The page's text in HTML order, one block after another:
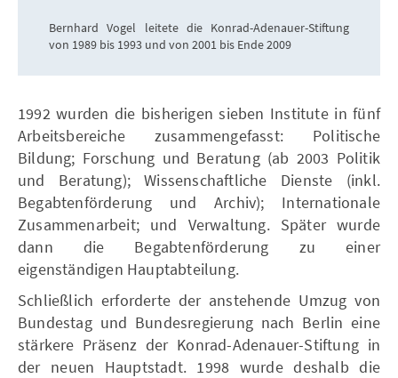
Bernhard Vogel leitete die Konrad-Adenauer-Stiftung
von 1989 bis 1993 und von 2001 bis Ende 2009
1992 wurden die bisherigen sieben Institute in fünf
Arbeitsbereiche zusammengefasst: Politische
Bildung; Forschung und Beratung (ab 2003 Politik
und Beratung); Wissenschaftliche Dienste (inkl.
Begabtenförderung und Archiv); Internationale
Zusammenarbeit; und Verwaltung. Später wurde
dann die Begabtenförderung zu einer
eigenständigen Hauptabteilung.
Schließlich erforderte der anstehende Umzug von
Bundestag und Bundesregierung nach Berlin eine
stärkere Präsenz der Konrad-Adenauer-Stiftung in
der neuen Hauptstadt. 1998 wurde deshalb die